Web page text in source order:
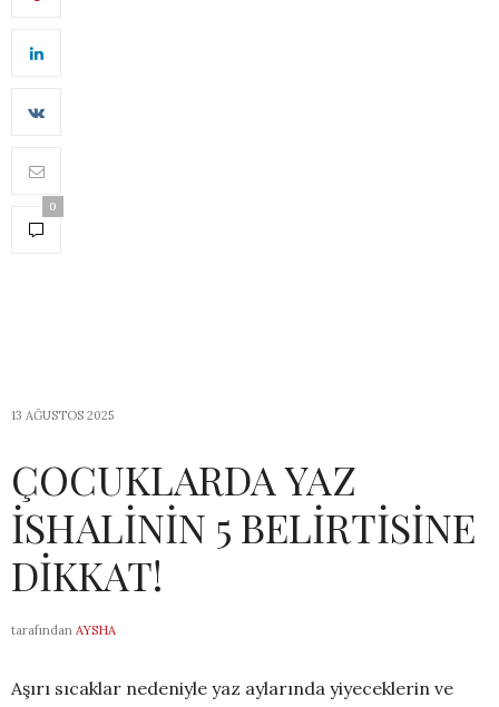
0
13 AĞUSTOS 2025
ÇOCUKLARDA YAZ
İSHALİNİN 5 BELİRTİSİNE
DİKKAT!
tarafından AYSHA
Aşırı sıcaklar nedeniyle yaz aylarında yiyeceklerin ve